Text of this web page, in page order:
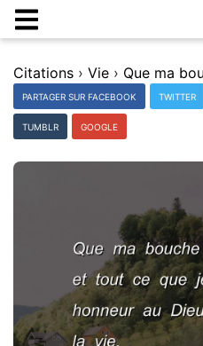
Citations › Vie ›
PARTAGER SUR FACEBOOK TWITTER
TUMBLR GOOGLE